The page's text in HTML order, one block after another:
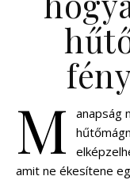
M
anapság
amit ne ékesítene